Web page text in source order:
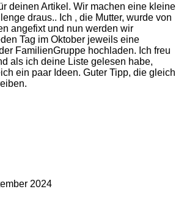
deinen Artikel. Wir machen eine kleine
draus.. Ich , die Mutter, wurde von
angefixt und nun werden wir
Tag im Oktober jeweils eine
FamilienGruppe hochladen. Ich freu
als ich deine Liste gelesen habe,
ein paar Ideen. Guter Tipp, die gleich
2024